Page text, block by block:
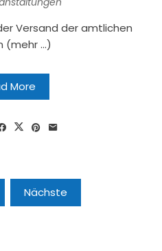
Versand der amtlichen
(mehr …)
More
Nächste